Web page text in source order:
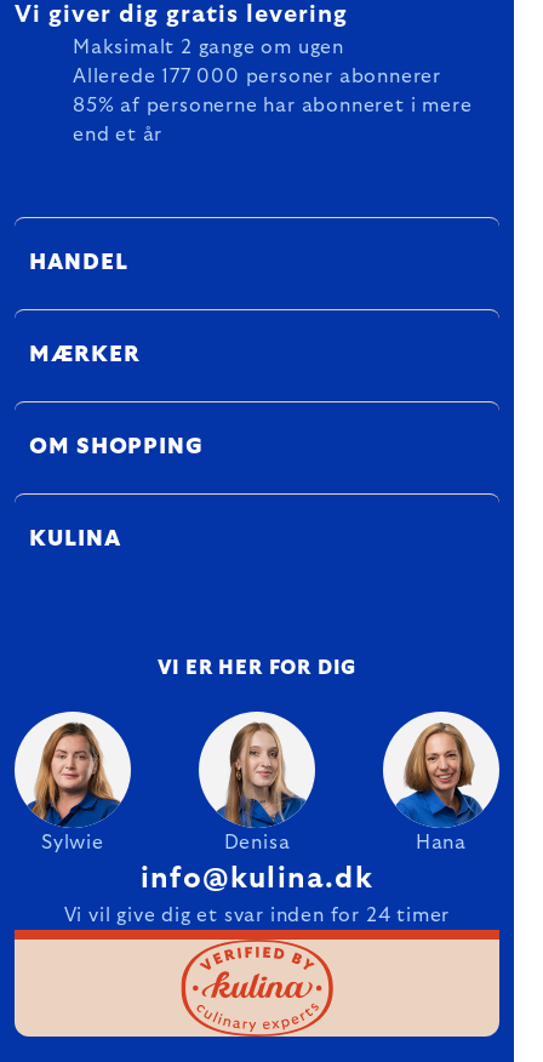
Vi giver dig gratis levering
Maksimalt 2 gange om ugen
Allerede 177 000 personer abonnerer
85% af personerne har abonneret i mere
end et år
HANDEL
MÆRKER
OM SHOPPING
KULINA
VI ER HER FOR DIG
Sylwie Denisa Hana
info@kulina.dk
Vi vil give dig et svar inden for 24 timer